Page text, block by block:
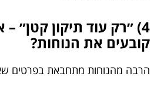
4) ״רק עוד תיקון קטן״ –
קובעים את הנוחות?
הרבה מהנוחות מתחבאת בפרטים